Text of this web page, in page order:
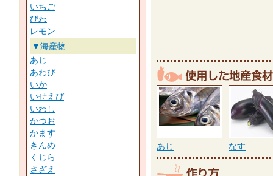
あじ なす
いちご
びわ
レモン
▼海産物
あじ
あわび
いか
いせえび
いわし
かつお
かます
きんめ
くじら
さざえ